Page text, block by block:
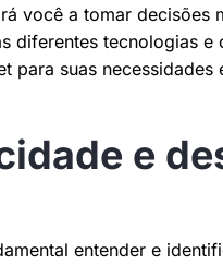
você a tomar decisões
diferentes tecnologias
para suas
e
entender e